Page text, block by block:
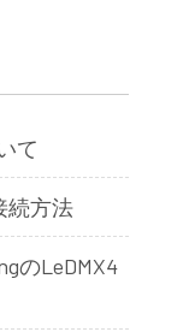
て
続方法
のLeDMX4